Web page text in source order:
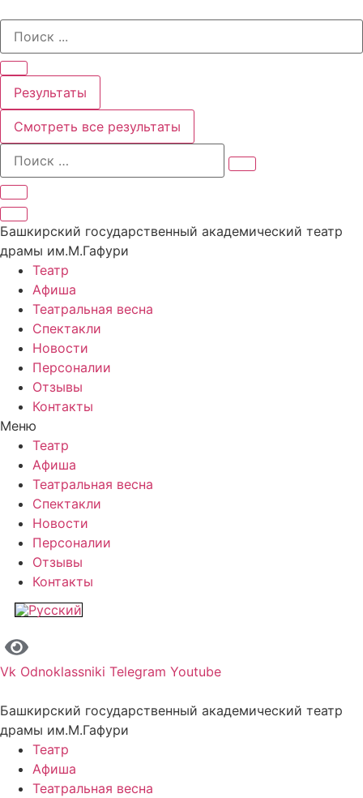
содержимому
Search
Результаты
Смотреть все результаты
Башкирский государственный академический театр
драмы им.М.Гафури
Театр
Афиша
Театральная весна
Спектакли
Новости
Персоналии
Отзывы
Контакты
Меню
Театр
Афиша
Театральная весна
Спектакли
Новости
Персоналии
Отзывы
Контакты
Vk Odnoklassniki Telegram Youtube
Башкирский государственный академический театр
драмы им.М.Гафури
Театр
Афиша
Театральная весна